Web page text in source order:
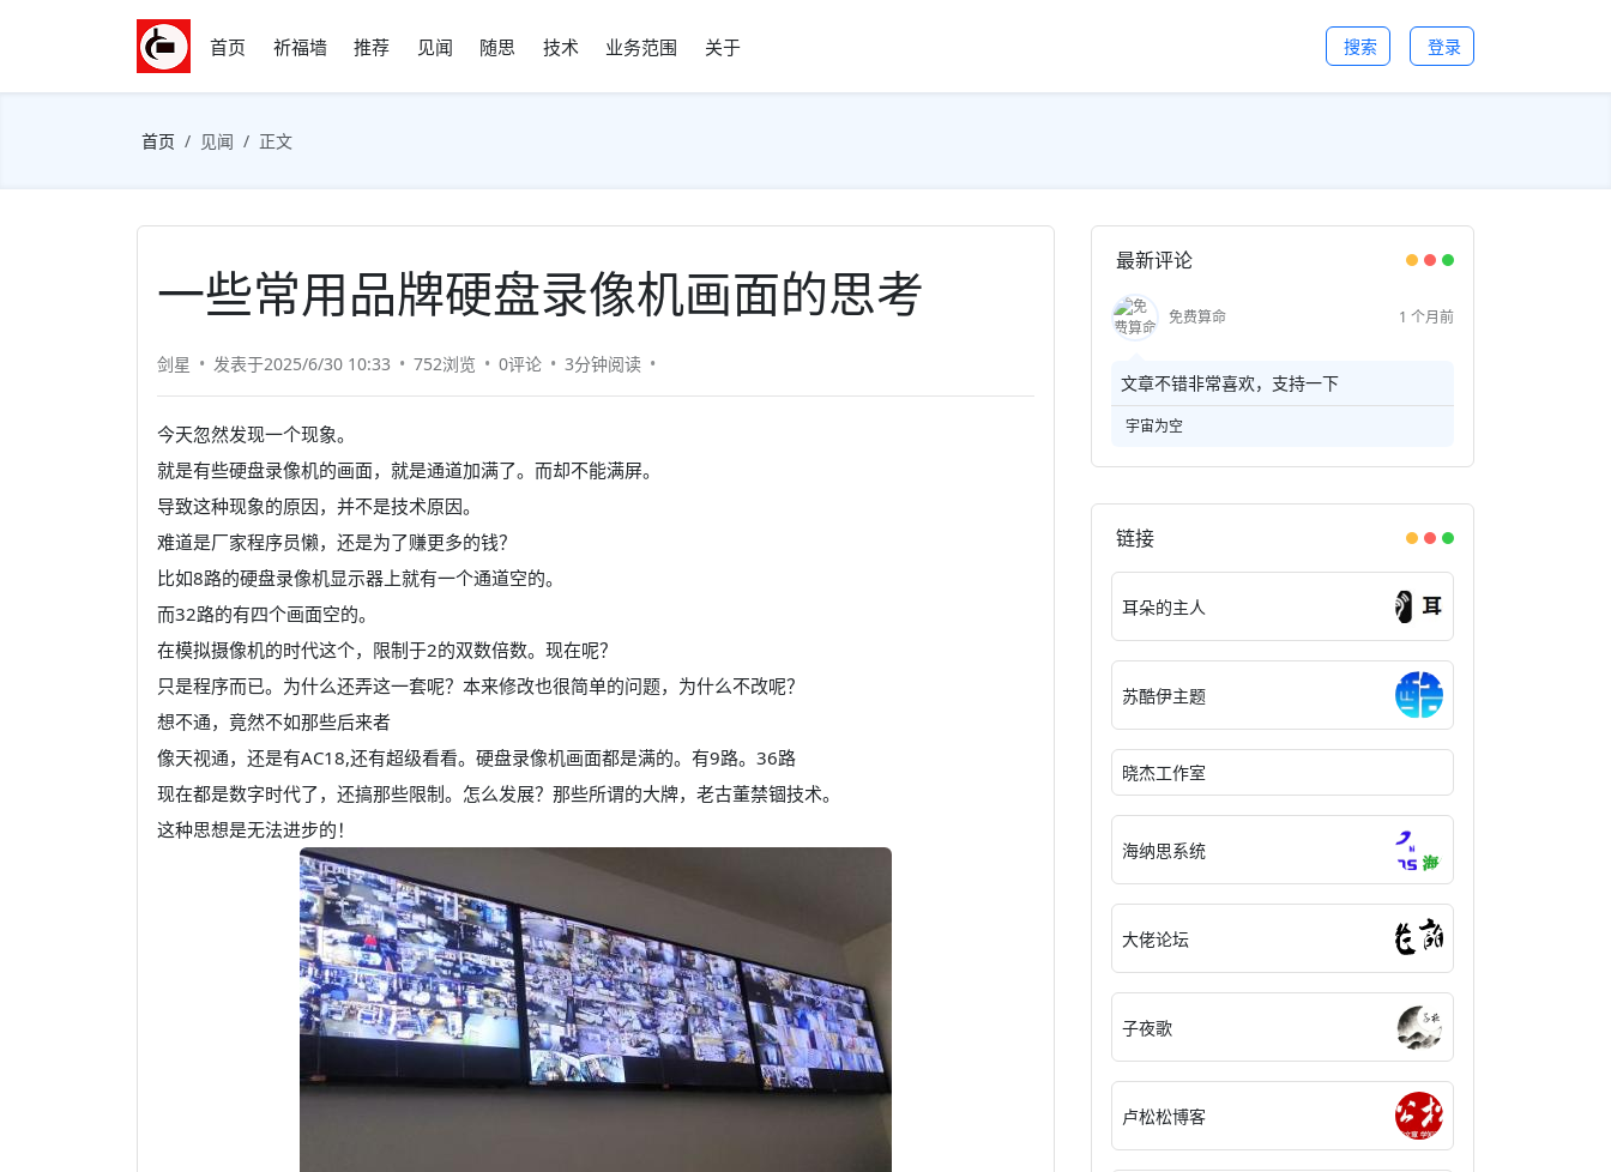
首页 祈福墙 推荐 见闻 随思 技术 业务范围 关于 搜索 登录
首页 见闻 正文
一些常用品牌硬盘录像机画面的思考
剑星 发表于2025/6/30 10:33 752浏览 0评论 3分钟阅读
今天忽然发现一个现象。
就是有些硬盘录像机的画面，就是通道加满了。而却不能满屏。
导致这种现象的原因，并不是技术原因。
难道是厂家程序员懒，还是为了赚更多的钱？
比如8路的硬盘录像机显示器上就有一个通道空的。
而32路的有四个画面空的。
在模拟摄像机的时代这个，限制于2的双数倍数。现在呢？
只是程序而已。为什么还弄这一套呢？本来修改也很简单的问题，为什么不改呢？
想不通，竟然不如那些后来者
像天视通，还是有AC18,还有超级看看。硬盘录像机画面都是满的。有9路。36路
现在都是数字时代了，还搞那些限制。怎么发展？那些所谓的大牌，老古董禁锢技术。
这种思想是无法进步的！
最新评论
免费算命 1 个月前
文章不错非常喜欢，支持一下
宇宙为空
链接
耳朵的主人
苏酷伊主题
晓杰工作室
海纳思系统
大佬论坛
子夜歌
卢松松博客